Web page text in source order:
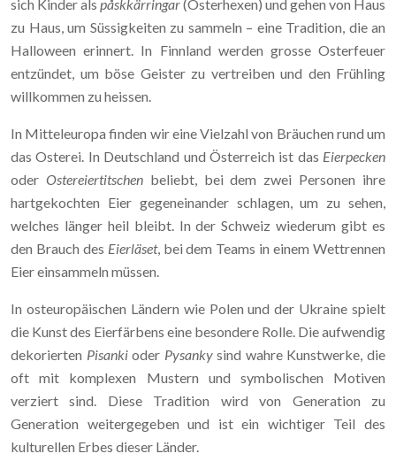
sich Kinder als påskkärringar(Osterhexen) und gehen von Haus
zu Haus, um Süssigkeiten zu sammeln – eine Tradition, die an
Halloween erinnert. In Finnland werden grosse Osterfeuer
entzündet, um böse Geister zu vertreiben und den Frühling
willkommen zu heissen.
In Mitteleuropa finden wir eine Vielzahl von Bräuchen rund um
das Osterei. In Deutschland und Österreich ist das Eierpecken
oder Ostereiertitschenbeliebt, bei dem zwei Personen ihre
hartgekochten Eier gegeneinander schlagen, um zu sehen,
welches länger heil bleibt. In der Schweiz wiederum gibt es
den Brauch des Eierläset, bei dem Teams in einem Wettrennen
Eier einsammeln müssen.
In osteuropäischen Ländern wie Polen und der Ukraine spielt
die Kunst des Eierfärbens eine besondere Rolle. Die aufwendig
dekorierten Pisankioder Pysankysind wahre Kunstwerke, die
oft mit komplexen Mustern und symbolischen Motiven
verziert sind. Diese Tradition wird von Generation zu
Generation weitergegeben und ist ein wichtiger Teil des
kulturellen Erbes dieser Länder.